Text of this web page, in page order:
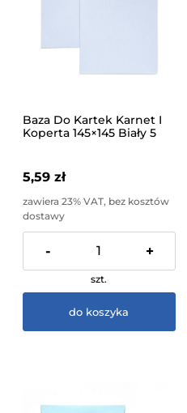
Baza Do Kartek Karnet I
Koperta 145×145 Biały 5
5,59 zł
zawiera 23% VAT, bez kosztów
dostawy
- +
szt.
do koszyka